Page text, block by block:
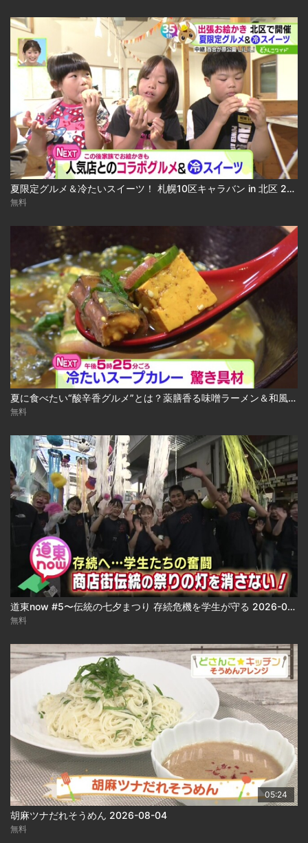
夏限定グルメ＆冷たいスイーツ！ 札幌10区キャラバン in 北区 2026-08-04
無料
夏に食べたい“酸辛香グルメ”とは？薬膳香る味噌ラーメン＆和風冷やしスープカレー 2026-08-04
無料
道東now #5〜伝統の七夕まつり 存続危機を学生が守る 2026-08-04
無料
05:24
胡麻ツナだれそうめん 2026-08-04
無料